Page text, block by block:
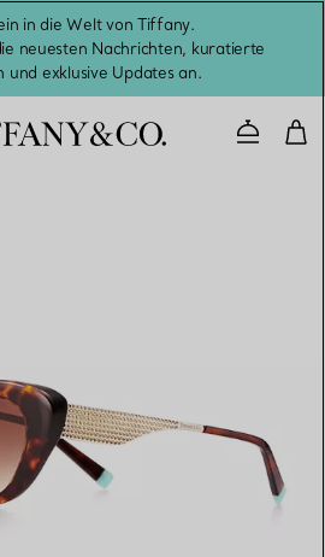
in die Welt von Tiffany.
neuesten Nachrichten, kuratierte
und exklusive Updates an.